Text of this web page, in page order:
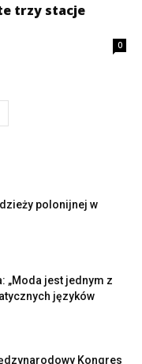
trzy stacje
0
polonijnej w
„Moda jest jednym z
języków
Kongres